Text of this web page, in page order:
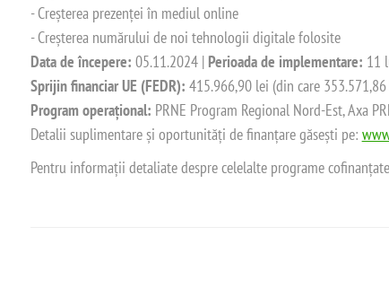
- Creșterea prezenței în mediul online
- Creșterea numărului de noi tehnologii digitale folosite
Data de începere: 05.11.2024 | Perioada de implementare: 11
Sprijin financiar UE (FEDR): 415.966,90 lei (din care
Program operațional: PRNE Program Regional Nord-Est, Axa
Detalii suplimentare și oportunități de finanțare găsești pe:
Pentru informații detaliate despre celelalte programe